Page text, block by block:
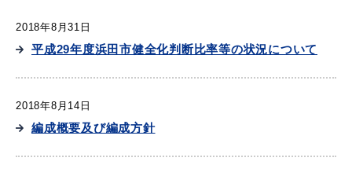
2018年8月31日
平成29年度浜田市健全化判断比率等の状況について
2018年8月14日
編成概要及び編成方針